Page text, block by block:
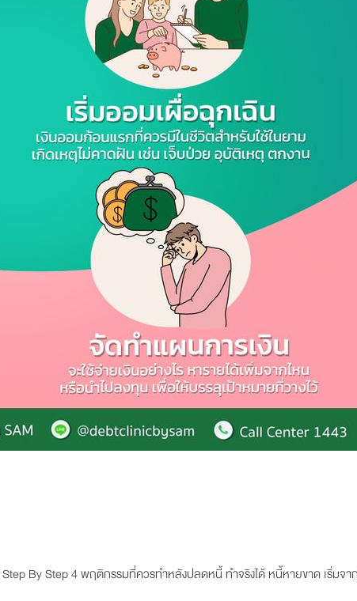
By Step 4 พฤติกรรมที่ควรทำหลังปลดหนี้ ทำจริงได้ หนี้หายขาด เริ่มจา